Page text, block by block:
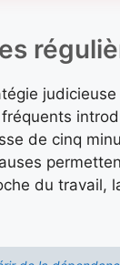
de cinq
du travail,